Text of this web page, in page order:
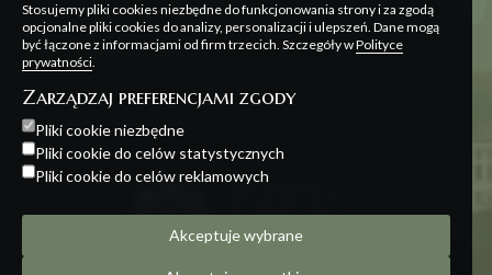
Polityka prywatności
Stosujemy pliki cookies niezbędne do funkcjonowania strony i za zgodą
opcjonalne pliki cookies do analizy, personalizacji i ulepszeń. Dane mogą
być łączone z informacjami od firm trzecich. Szczegóły wPolityce
prywatności.
Zarządzaj preferencjami zgody
Pliki cookie niezbędne
Pliki cookie do celów statystycznych
Pliki cookie do celów reklamowych
Akceptuje wybrane